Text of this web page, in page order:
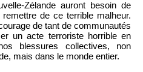
Zélande auront besoin de
de ce terrible malheur.
de tant de communautés
un acte terroriste horrible en
blessures collectives, non
mais dans le monde entier.